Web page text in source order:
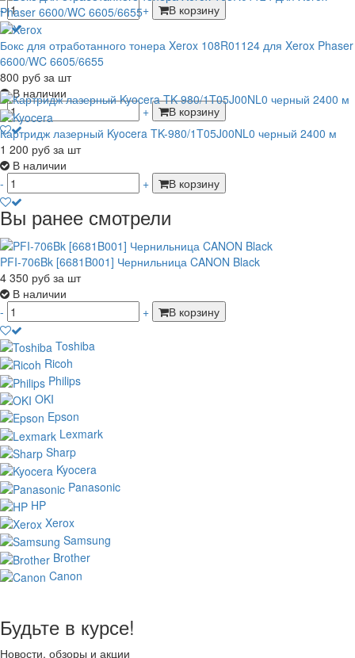
-
+ В корзину
Бокс для отработанного тонера Xerox 108R01124 для Xerox Phaser
6600/WC 6605/6655
800 руб за шт
В наличии
-
+
В корзину
Картридж лазерный Kyocera TK-980/1T05J00NL0 черный 2400 м
1 200 руб за шт
В наличии
-
+ В корзину
Вы ранее смотрели
PFI-706Bk [6681B001] Чернильница CANON Black
4 350 руб за шт
В наличии
-
+ В корзину
Toshiba
Ricoh
Philips
OKI
Epson
Lexmark
Sharp
Kyocera
Panasonic
HP
Xerox
Samsung
Brother
Canon
Будьте в курсе!
Новости, обзоры и акции